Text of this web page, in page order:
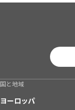
国と地域
ヨーロッパ